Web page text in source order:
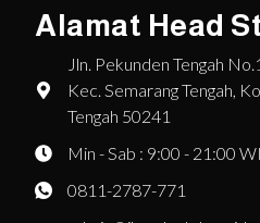
Alamat Head
Jln. Pekunden Tengah
Kec. Semarang Tengah,
Tengah 50241
Min - Sab : 9:00 - 21:00
0811-2787-771